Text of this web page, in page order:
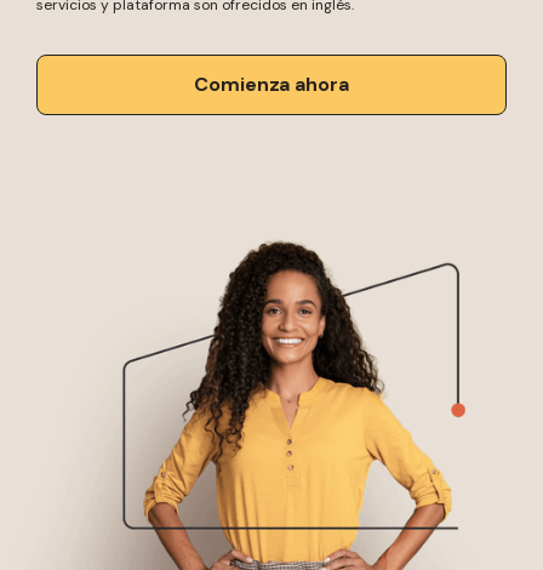
servicios y plataforma son ofrecidos en inglés.
Comienza ahora